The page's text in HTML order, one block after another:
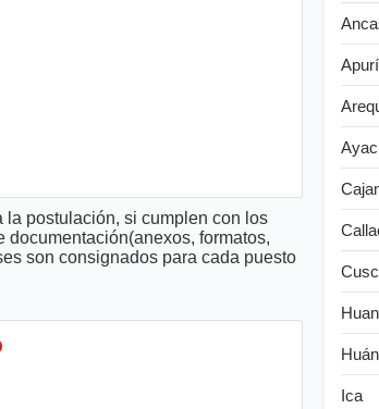
la postulación, si cumplen con los
formatos,
son consignados para cada puesto
Ica